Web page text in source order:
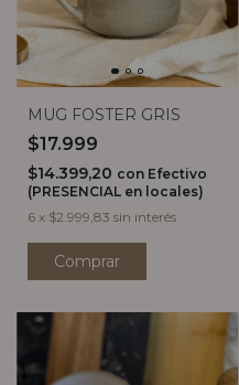
MUG FOSTER GRIS
$17.999
$14.399,20 con Efectivo
(PRESENCIAL en locales)
6 x $2.999,83 sin interés